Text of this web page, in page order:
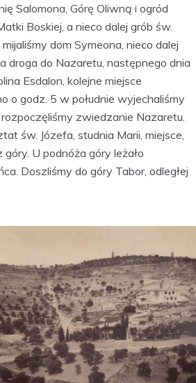
Salomona, Górę Oliwną i ogród
Boskiej, a nieco dalej grób św.
dom Symeona, nieco dalej
droga do Nazaretu, następnego dnia
Esdalon, kolejne miejsce
o godz. 5 w południe wyjechaliśmy
zwiedzanie Nazaretu.
św. Józefa, studnia Marii, miejsce,
U podnóża góry leżało
Doszliśmy do góry Tabor, odległej